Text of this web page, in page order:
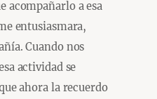
acompañarlo a esa
entusiasmara,
Cuando nos
actividad se
ahora la recuerdo